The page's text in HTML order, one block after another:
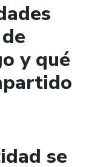
y qué
se